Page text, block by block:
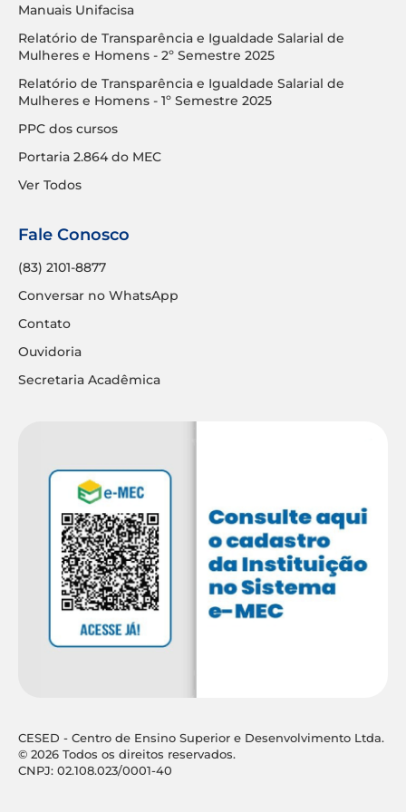
Manuais Unifacisa
Relatório de Transparência e Igualdade Salarial de
Mulheres e Homens - 2º Semestre 2025
Relatório de Transparência e Igualdade Salarial de
Mulheres e Homens - 1º Semestre 2025
PPC dos cursos
Portaria 2.864 do MEC
Ver Todos
Fale Conosco
(83) 2101-8877
Conversar no WhatsApp
Contato
Ouvidoria
Secretaria Acadêmica
CESED - Centro de Ensino Superior e Desenvolvimento Ltda.
© 2026 Todos os direitos reservados.
CNPJ: 02.108.023/0001-40